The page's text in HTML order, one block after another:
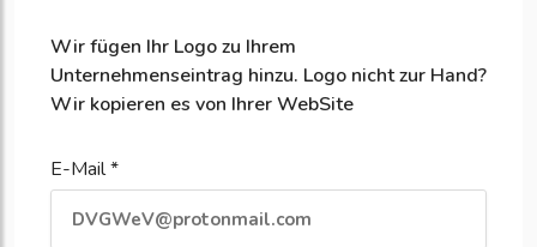
Wir fügen Ihr Logo zu Ihrem
Unternehmenseintrag hinzu. Logo nicht zur Hand?
Wir kopieren es von Ihrer WebSite
E-Mail *